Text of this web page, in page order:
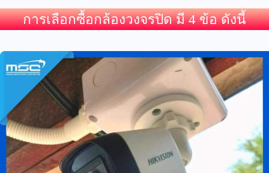
การเลือกซื้อกล้องวงจรปิด มี 4 ข้อ ดังนี้